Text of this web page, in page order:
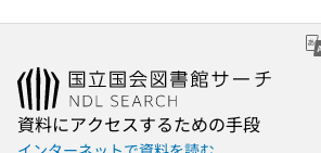
資料にアクセスするための手段